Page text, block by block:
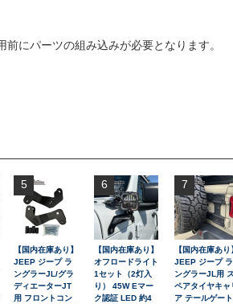
にパーツの組み込みが必要となります。
5
【国内在庫あり】
JEEP ジープ ラ
ングラーJL/グラ
ディエーターJT
用 フロントコン
6
【国内在庫あり】
オフロードライト
1セット（2灯入
り） 45W Eマー
ク認証 LED 約4
7
【国内在庫あり
JEEP ジープ ラ
ングラーJL用 ス
ペアタイヤキャ
ア テールゲート